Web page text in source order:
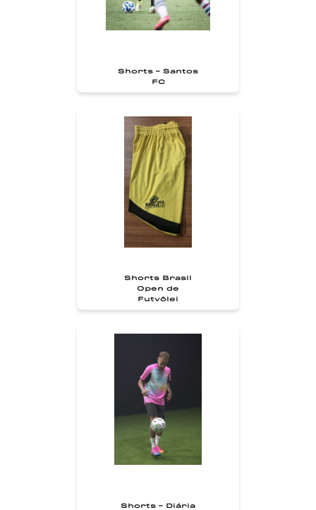
Shorts - Santos
FC
Shorts Brasil
Open de
Futvôlei
Shorts - Diária